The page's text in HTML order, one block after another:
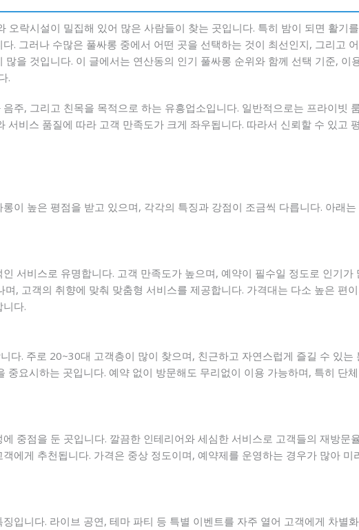
오락시설이 밀집해 있어 많은 사람들이 찾는 곳입니다. 특히 밤이 되면 활기
. 그러나 수많은 풀싸롱 중에서 어떤 곳을 선택하는 것이 최선인지, 그리고
을 것입니다. 이 글에서는 연산동의 인기 풀싸롱 순위와 함께 선택 기준, 이
.
주, 그리고 친목을 목적으로 하는 유흥업소입니다. 일반적으로는 프라이빗
비스 품질에 따라 고객 만족도가 크게 좌우됩니다. 따라서 신뢰할 수 있고
이 높은 평점을 받고 있으며, 각각의 특징과 강점이 조금씩 다릅니다. 아래는
서비스로 유명합니다. 고객 만족도가 높으며, 예약이 필수일 정도로 인기가
, 고객의 취향에 맞춰 맞춤형 서비스를 제공합니다. 가격대는 다소 높은 편
다.
다. 주로 20~30대 고객층이 많이 찾으며, 친근하고 자연스럽게 즐길 수 있는
중요시하는 곳입니다. 예약 없이 방문해도 무리없이 이용 가능하며, 특히 단
중점을 둔 곳입니다. 깔끔한 인테리어와 세심한 서비스로 고객들의 재방문
에게 추천됩니다. 가격은 중상 정도이며, 예약제를 운영하는 경우가 많아 미
입니다. 라이브 공연, 테마 파티 등 특별 이벤트를 자주 열어 고객에게 차별